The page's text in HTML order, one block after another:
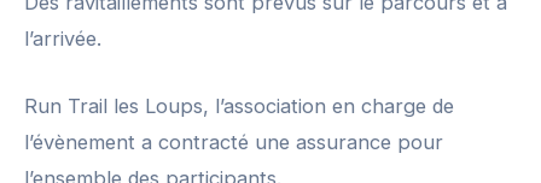
l’arrivée.
Run Trail les Loups, l’association en charge de
l’évènement a contracté une assurance pour